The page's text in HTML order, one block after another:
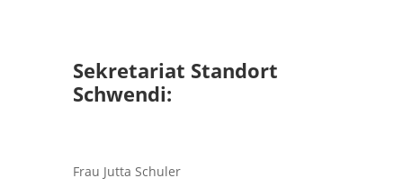
Sekretariat Standort
Schwendi:
Frau Jutta Schuler